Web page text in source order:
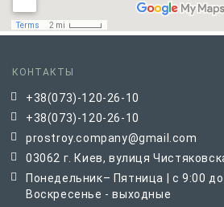
КОНТАКТЫ
+38(073)-120-26-10
+38(073)-120-26-10
prostroy.company@gmail.com
03062 г. Киев, вулиця
Понедельник– Пятница | с 9:00
Воскресенье - выходные